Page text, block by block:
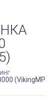
(VikingMP